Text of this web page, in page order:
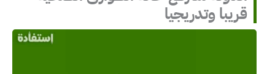
قريبا وتدريجيا